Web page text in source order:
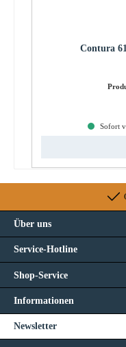
Contura
Sofort
Über uns
Service-Hotline
Shop-Service
Informationen
Newsletter